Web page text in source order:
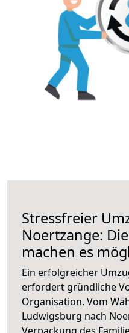
Stressfreier
Noertzange:
machen es
Ein erfolgreicher
erfordert gründliche
Organisation. Vom
Ludwigsburg nach